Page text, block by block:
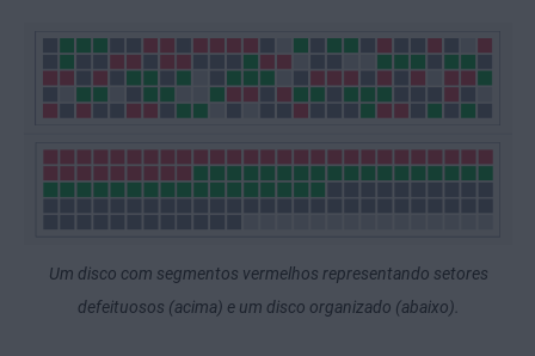
Um disco com segmentos vermelhos representando setores
defeituosos (acima) e um disco organizado (abaixo).